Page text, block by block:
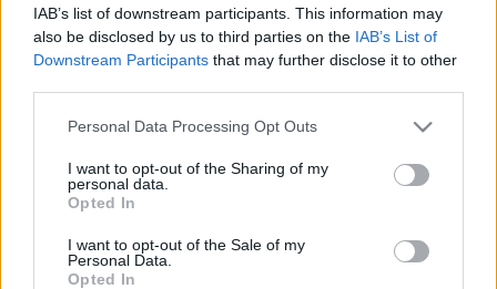
IAB’s list of downstream participants. This information may
also be disclosed by us to third parties on the IAB’s List of
Downstream Participants that may further disclose it to other
Please note that this website/app uses one or more Google
not limited to your visit or usage behaviour. You may click to
grant or deny consent to Google and its third-party tags to
use your data for below specified purposes in below Google
consent section.
Personal Data Processing Opt Outs
I want to opt-out of the Sharing of my
personal data.
Opted In
I want to opt-out of the Sale of my
Personal Data.
Opted In
Inzulinrezisztencia